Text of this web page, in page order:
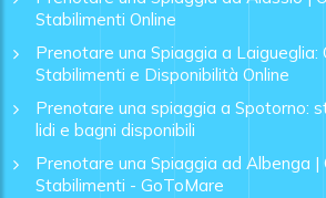
Stabilimenti Online
Prenotare una Spiaggia a Laigueglia:
Stabilimenti e Disponibilità Online
Prenotare una spiaggia a Spotorno:
lidi e bagni disponibili
Prenotare una Spiaggia ad Albenga |
Stabilimenti - GoToMare